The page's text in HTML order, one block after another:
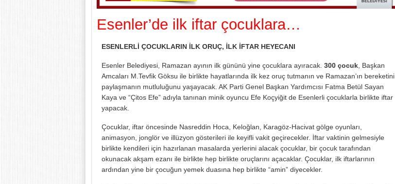
Esenler’de ilk iftar çocuklara…
ESENLERLİ ÇOCUKLARIN İLK ORUÇ, İLK İFTAR HEYECANI
Esenler Belediyesi, Ramazan ayının ilk gününü yine çocuklara ayıracak. 300 çocuk, Başkan
Amcaları M.Tevfik Göksu ile birlikte hayatlarında ilk kez oruç tutmanın ve Ramazan’ın bereketini
paylaşmanın mutluluğunu yaşayacak. AK Parti Genel Başkan Yardımcısı Fatma Betül Sayan
Kaya ve “Çitos Efe” adıyla tanınan minik oyuncu Efe Koçyiğit de Esenlerli çocuklarla birlikte iftar
yapacak.
Çocuklar, iftar öncesinde Nasreddin Hoca, Keloğlan, Karagöz-Hacivat gölge oyunları,
animasyon, jonglör ve illüzyon gösterileri ile keyifli vakit geçirecekler. İftar vaktinin gelmesiyle
birlikte kendileri için hazırlanan masalarda yerlerini alacak çocuklar, bir çocuk tarafından
okunacak akşam ezanı ile birlikte hep birlikte oruçlarını açacaklar. Çocuklar, ilk iftarlarının
ardından yine bir çocuğun yemek duasına hep birlikte “amin” diyecekler.